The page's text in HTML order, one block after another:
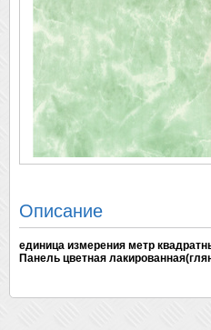
Описание
единица измерения метр
Панель цветная